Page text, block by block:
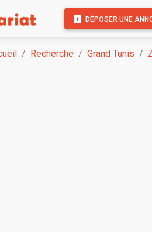
DÉPOSER UNE
Recherche Grand Tunis